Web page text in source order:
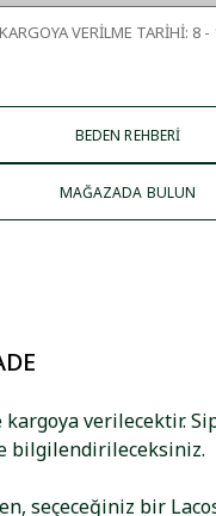
VERİLME TARİHİ: 8 -
BEDEN REHBERİ
MAĞAZADA BULUN
verilecektir.
bilgilendirileceksiniz.
seçeceğiniz bir